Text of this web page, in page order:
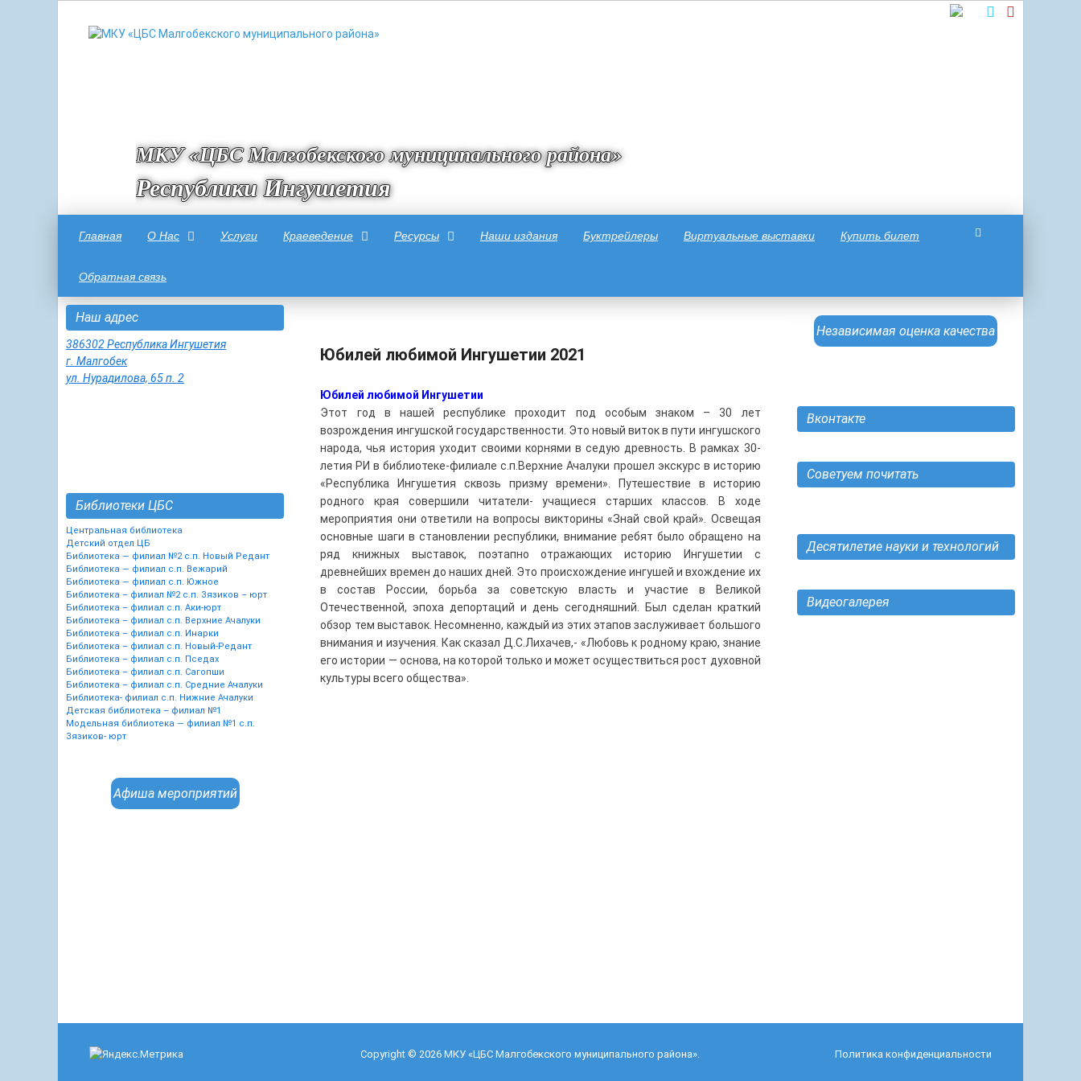
МКУ «ЦБС Малгобекского муниципального района»
Республики Ингушетия
Главная О Нас Услуги Краеведение Ресурсы Наши издания Буктрейлеры Виртуальные выставки Купить билет
Обратная связь
Наш адрес
386302 Республика Ингушетия
г. Малгобек
ул. Нурадилова, 65 п. 2
Библиотеки ЦБС
Центральная библиотека
Детский отдел ЦБ
Библиотека — филиал №2 с.п. Новый Редант
Библиотека — филиал с.п. Вежарий
Библиотека — филиал с.п. Южное
Библиотека – филиал №2 с.п. Зязиков – юрт
Библиотека – филиал с.п. Аки-юрт
Библиотека – филиал с.п. Верхние Ачалуки
Библиотека – филиал с.п. Инарки
Библиотека – филиал с.п. Новый-Редант
Библиотека – филиал с.п. Пседах
Библиотека – филиал с.п. Сагопши
Библиотека – филиал с.п. Средние Ачалуки
Библиотека- филиал с.п. Нижние Ачалуки
Детская библиотека – филиал №1
Модельная библиотека — филиал №1 с.п.
Зязиков- юрт
Афиша мероприятий
Юбилей любимой Ингушетии 2021
Юбилей любимой Ингушетии
Этот год в нашей республике проходит под особым знаком – 30 лет
возрождения ингушской государственности. Это новый виток в пути ингушского
народа, чья история уходит своими корнями в седую древность. В рамках 30-
летия РИ в библиотеке-филиале с.п.Верхние Ачалуки прошел экскурс в историю
«Республика Ингушетия сквозь призму времени». Путешествие в историю
родного края совершили читатели- учащиеся старших классов. В ходе
мероприятия они ответили на вопросы викторины «Знай свой край». Освещая
основные шаги в становлении республики, внимание ребят было обращено на
ряд книжных выставок, поэтапно отражающих историю Ингушетии с
древнейших времен до наших дней. Это происхождение ингушей и вхождение их
в состав России, борьба за советскую власть и участие в Великой
Отечественной, эпоха депортаций и день сегодняшний. Был сделан краткий
обзор тем выставок. Несомненно, каждый из этих этапов заслуживает большого
внимания и изучения. Как сказал Д.С.Лихачев,- «Любовь к родному краю, знание
его истории — основа, на которой только и может осуществиться рост духовной
культуры всего общества».
Независимая оценка качества
Вконтакте
Советуем почитать
Десятилетие науки и технологий
Видеогалерея
Copyright © 2026 МКУ «ЦБС Малгобекского муниципального района». Политика конфиденциальности